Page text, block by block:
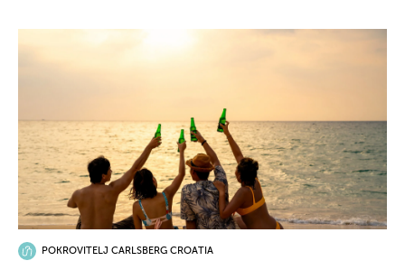
POKROVITELJ CARLSBERG CROATIA